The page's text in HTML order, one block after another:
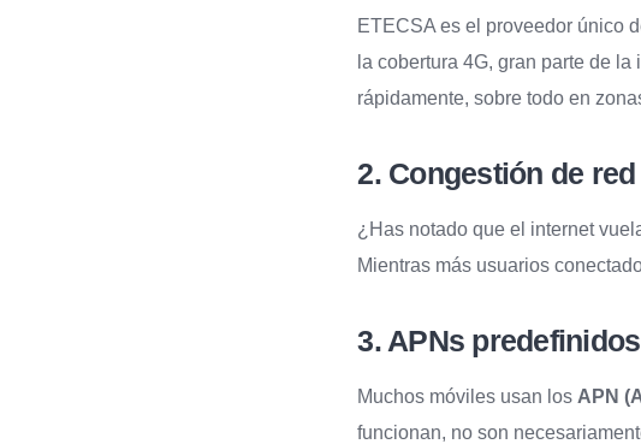
ETECSA es el proveedor único
la cobertura 4G, gran parte de
rápidamente, sobre todo en
2. Congestión de red
¿Has notado que el internet
Mientras más usuarios
3. APNs
Muchos móviles usan los APN
funcionan, no son